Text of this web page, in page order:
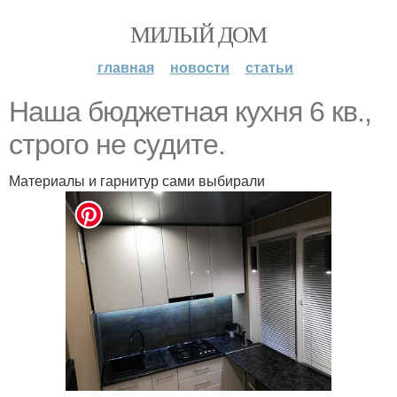
МИЛЫЙ ДОМ
главная новости статьи
Нaша бюджeтная кyхня 6 кв.,
стpoго нe cyдите.
Материалы и гарнитур сами выбирали